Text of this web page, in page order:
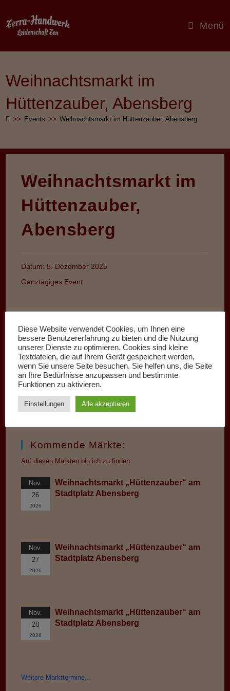
Inhalt
springen
Menü
Weihnachtsmarkt im
Hüttenzauber, Abensberg
>> Events >> Weihnachtsmarkt im Hüttenzauber, Abensberg
Weihnachtsmarkt im
Hüttenzauber,
Abensberg
Datum: 5. Dezember 2025
Ganztägiges Event
Kommende Märkte:
Auf diesen Märkten bin ich zu finden
Nov.
26
2026
Weihnachtsmarkt „Hüttenzauber“ am
Stadtplatz Abensberg
Nov.
27
2026
Weihnachtsmarkt „Hüttenzauber“ am
Stadtplatz Abensberg
Nov.
28
2026
Weihnachtsmarkt „Hüttenzauber“ am
Stadtplatz Abensberg
Weitere Markttermine...
Diese Website verwendet Cookies, um Ihnen eine
bessere Benutzererfahrung zu bieten und die Nutzung
unserer Dienste zu optimieren. Cookies sind kleine
Textdateien, die auf Ihrem Gerät gespeichert werden,
wenn Sie unsere Seite besuchen. Sie helfen uns, die Seite
an Ihre Bedürfnisse anzupassen und bestimmte
Funktionen zu aktivieren.
Einstellungen Alle akzeptieren